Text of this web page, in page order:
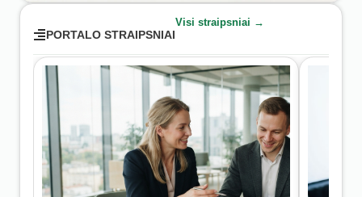
PORTALO STRAIPSNIAI
Visi straipsniai →